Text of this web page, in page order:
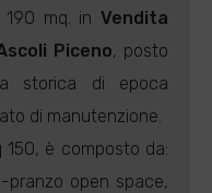
190 mq. in Vendita
Piceno, posto
storica di epoca
di manutenzione.
150, è composto da:
pranzo open space,